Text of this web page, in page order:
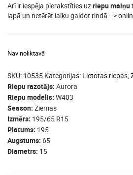
Arī ir iespēja pierakstīties uzriepu maiņu
lapā un netērēt laiku gaidot rindā –>
Nav noliktavā
SKU: 10535 Kategorijas: Lietotas riepas,
Riepu razotājs Aurora
Riepu modelis W403
Season Ziemas
Izmērs 195/65 R15
Platums 195
Augstums 65
Diametrs 15